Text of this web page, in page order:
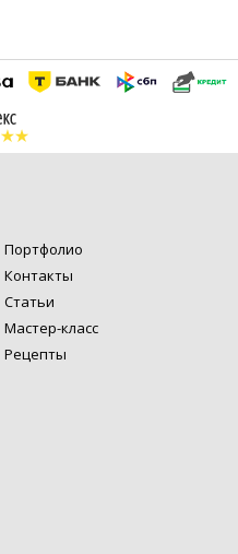
Портфолио
Контакты
Статьи
Мастер-класс
Рецепты